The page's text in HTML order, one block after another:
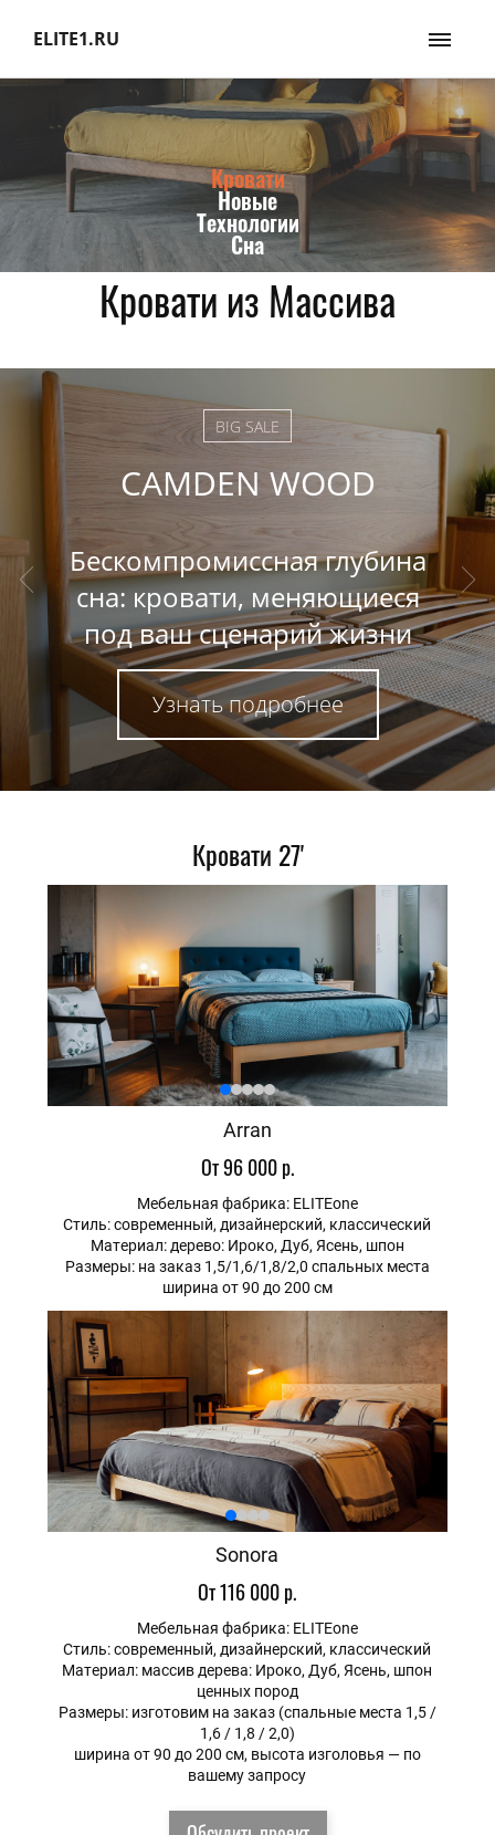
ELITE1.RU
Кровати
Новые
Технологии
Сна
Кровати из Массива
BIG SALE
CAMDEN
Натуральное дерево,
премиальная отделка,
выбор размеров, цвета,
форм
Кровати 27'
Arran
От 96 000 р.
Мебельная фабрика: ELITEone
Стиль: современный, дизайнерский, классический
Материал: дерево: Ироко, Дуб, Ясень, шпон
Размеры: на заказ 1,5/1,6/1,8/2,0 спальных места
ширина от 90 до 200 см
Sоnora
От 116 000 р.
Мебельная фабрика: ELITEone
Стиль: современный, дизайнерский, классический
Материал: массив дерева: Ироко, Дуб, Ясень, шпон
ценных пород
Размеры: изготовим на заказ (спальные места 1,5 /
1,6 / 1,8 / 2,0)
ширина от 90 до 200 см, высота изголовья — по
вашему запросу